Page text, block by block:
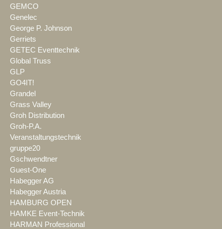
GEMCO
Genelec
George P. Johnson
Gerriets
GETEC Eventtechnik
Global Truss
GLP
GO4IT!
Grandel
Grass Valley
Groh Distribution
Groh-P.A.
Veranstaltungstechnik
gruppe20
Gschwendtner
Guest-One
Habegger AG
Habegger Austria
HAMBURG OPEN
HAMKE Event-Technik
HARMAN Professional